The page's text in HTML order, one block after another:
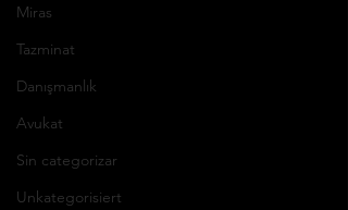
Miras
Tazminat
Danışmanlık
Avukat
Sin categorizar
Unkategorisiert